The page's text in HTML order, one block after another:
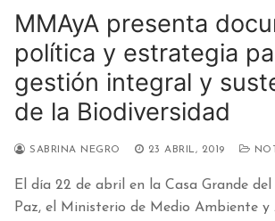
MMAyA presenta
política y estrategia
gestión integral y
de la Biodiversidad
SABRINA NEGRO 23 ABRIL, 2019
El día 22 de abril en la Casa Grande
Paz, el Ministerio de Medio Ambiente